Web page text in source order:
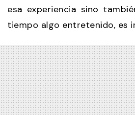
esa experiencia sino
tiempo algo entretenido, es